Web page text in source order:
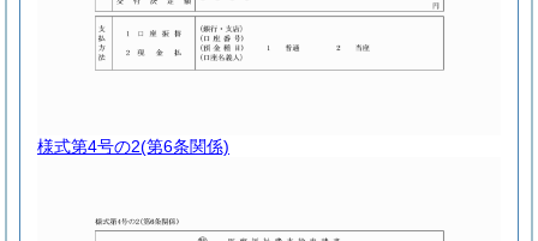
様式第4号の2(第6条関係)